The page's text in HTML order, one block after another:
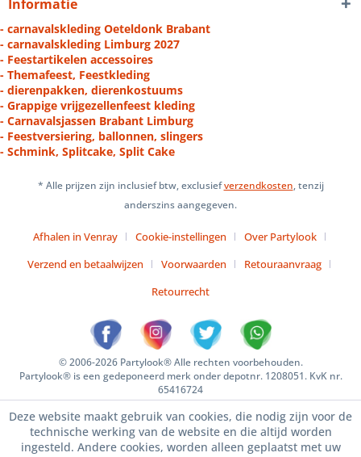
Informatie
- carnavalskleding Oeteldonk Brabant
- carnavalskleding Limburg 2027
- Feestartikelen accessoires
- Themafeest, Feestkleding
- dierenpakken, dierenkostuums
- Grappige vrijgezellenfeest kleding
- Carnavalsjassen Brabant Limburg
- Feestversiering, ballonnen, slingers
- Schmink, Splitcake, Split Cake
* Alle prijzen zijn inclusief btw, exclusiefverzendkosten, tenzij
anderszins aangegeven.
Afhalen in Venray Cookie-instellingen
Over Partylook
Verzend en betaalwijzen
Voorwaarden
Retouraanvraag
Retourrecht
© 2006-2026 Partylook® Alle rechten voorbehouden.
Partylook® is een gedeponeerd merk onder depotnr. 1208051. KvK nr.
65416724
Deze website maakt gebruik van cookies, die nodig zijn voor de
technische werking van de website en die altijd worden
ingesteld. Andere cookies, worden alleen geplaatst met uw